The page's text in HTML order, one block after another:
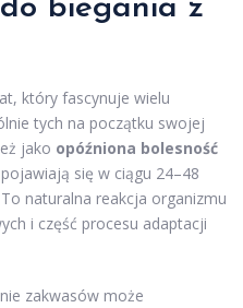
biegania z
który fascynuje wielu
tych na początku swojej
jako opóźniona bolesność
się w ciągu 24–48
naturalna reakcja organizmu
i część procesu adaptacji
zakwasów może